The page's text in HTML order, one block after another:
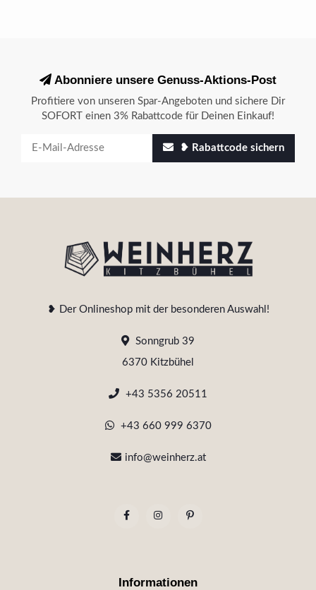
Abonniere unsere Genuss-Aktions-Post
Profitiere von unseren Spar-Angeboten und sichere Dir
SOFORT einen 3% Rabattcode für Deinen Einkauf!
❥ Rabattcode sichern
❥ Der Onlineshop mit der besonderen Auswahl!
Sonngrub 39
6370 Kitzbühel
+43 5356 20511
+43 660 999 6370
info@weinherz.at
Informationen